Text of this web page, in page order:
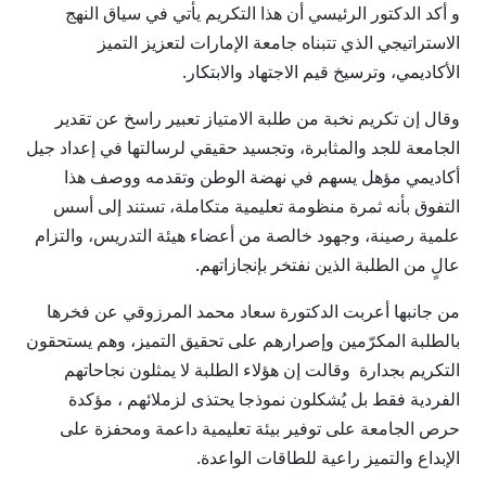
و أكد الدكتور الرئيسي أن هذا التكريم يأتي في سياق النهج
الاستراتيجي الذي تتبناه جامعة الإمارات لتعزيز التميز
الأكاديمي، وترسيخ قيم الاجتهاد والابتكار.
وقال إن تكريم نخبة من طلبة الامتياز تعبير راسخ عن تقدير
الجامعة للجد والمثابرة، وتجسيد حقيقي لرسالتها في إعداد جيل
أكاديمي مؤهل يسهم في نهضة الوطن وتقدمه ووصف هذا
التفوق بأنه ثمرة منظومة تعليمية متكاملة، تستند إلى أسس
علمية رصينة، وجهود خالصة من أعضاء هيئة التدريس، والتزام
عالٍ من الطلبة الذين نفتخر بإنجازاتهم.
من جانبها أعربت الدكتورة سعاد محمد المرزوقي عن فخرها
بالطلبة المكرّمين وإصرارهم على تحقيق التميز، وهم يستحقون
التكريم بجدارة وقالت إن هؤلاء الطلبة لا يمثلون نجاحاتهم
الفردية فقط بل يُشكلون نموذجا يحتذى لزملائهم ، مؤكدة
حرص الجامعة على توفير بيئة تعليمية داعمة ومحفزة على
الإبداع والتميز راعية للطاقات الواعدة.